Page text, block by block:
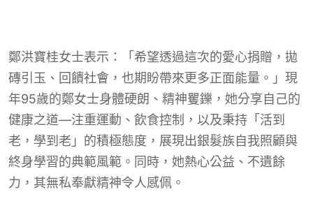
鄭洪寶桂女士表示：「希望透過這次的愛心捐贈，拋
磚引玉、回饋社會，也期盼帶來更多正面能量。」現
年95歲的鄭女士身體硬朗、精神矍鑠，她分享自己的
健康之道—注重運動、飲食控制，以及秉持「活到
老，學到老」的積極態度，展現出銀髮族自我照顧與
終身學習的典範風範。同時，她熱心公益、不遺餘
力，其無私奉獻精神令人感佩。